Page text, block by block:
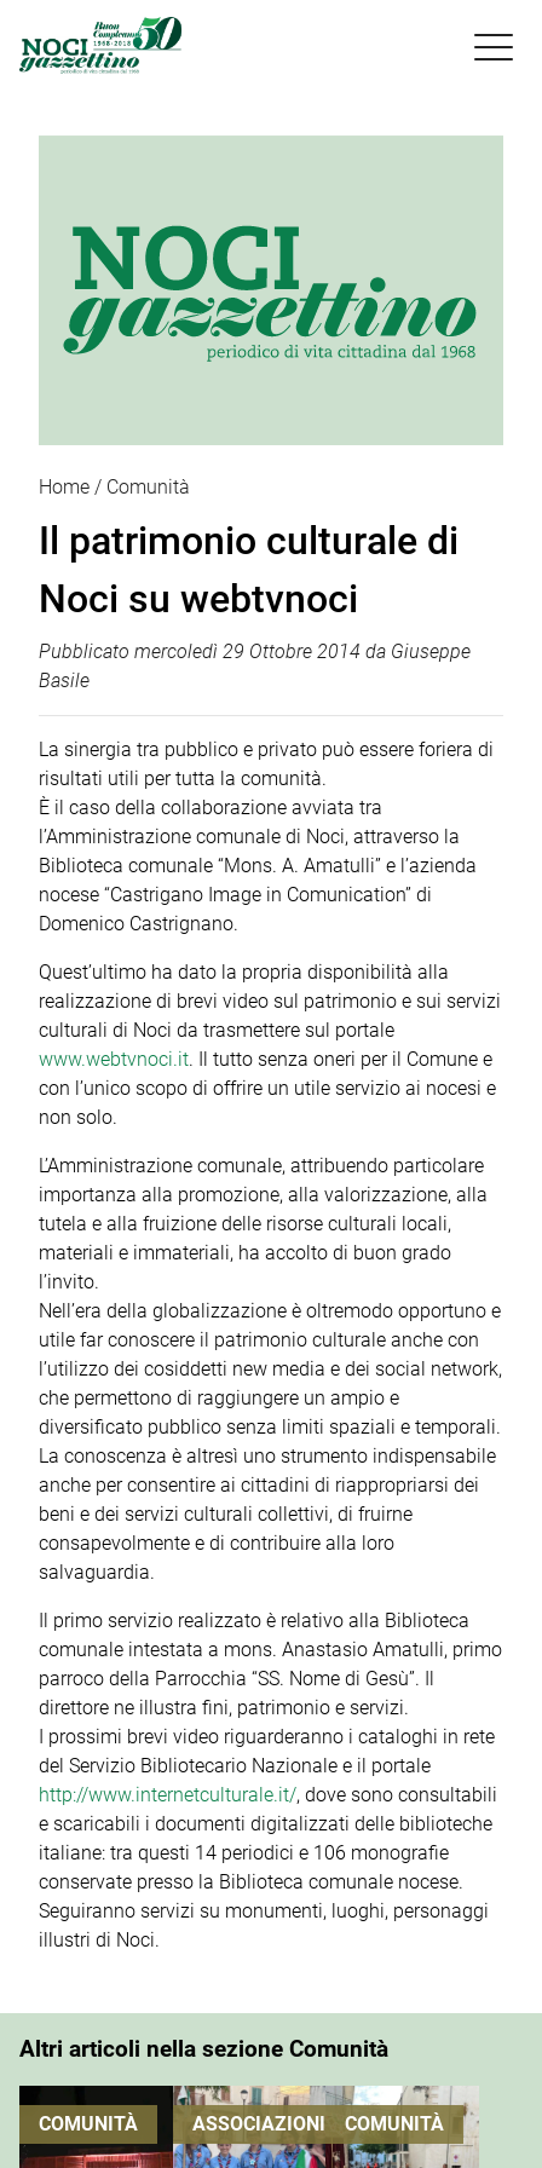

Home Comunità
Il patrimonio culturale di
Noci su webtvnoci
Pubblicato mercoledì 29 Ottobre 2014 da Giuseppe
Basile
La sinergia tra pubblico e privato può essere foriera di
risultati utili per tutta la comunità.
È il caso della collaborazione avviata tra
l’Amministrazione comunale di Noci, attraverso la
Biblioteca comunale “Mons. A. Amatulli” e l’azienda
nocese “Castrigano Image in Comunication” di
Domenico Castrignano.
Quest’ultimo ha dato la propria disponibilità alla
realizzazione di brevi video sul patrimonio e sui servizi
culturali di Noci da trasmettere sul portale
www.webtvnoci.it. Il tutto senza oneri per il Comune e
con l’unico scopo di offrire un utile servizio ai nocesi e
non solo.
L’Amministrazione comunale, attribuendo particolare
importanza alla promozione, alla valorizzazione, alla
tutela e alla fruizione delle risorse culturali locali,
materiali e immateriali, ha accolto di buon grado
l’invito.
Nell’era della globalizzazione è oltremodo opportuno e
utile far conoscere il patrimonio culturale anche con
l’utilizzo dei cosiddetti new media e dei social network,
che permettono di raggiungere un ampio e
diversificato pubblico senza limiti spaziali e temporali.
La conoscenza è altresì uno strumento indispensabile
anche per consentire ai cittadini di riappropriarsi dei
beni e dei servizi culturali collettivi, di fruirne
consapevolmente e di contribuire alla loro
salvaguardia.
Il primo servizio realizzato è relativo alla Biblioteca
comunale intestata a mons. Anastasio Amatulli, primo
parroco della Parrocchia “SS. Nome di Gesù”. Il
direttore ne illustra fini, patrimonio e servizi.
I prossimi brevi video riguarderanno i cataloghi in rete
del Servizio Bibliotecario Nazionale e il portale
http://www.internetculturale.it/, dove sono consultabili
e scaricabili i documenti digitalizzati delle biblioteche
italiane: tra questi 14 periodici e 106 monografie
conservate presso la Biblioteca comunale nocese.
Seguiranno servizi su monumenti, luoghi, personaggi
illustri di Noci.
Altri articoli nella sezione Comunità
COMUNITÀ ASSOCIAZIONI COMUNITÀ